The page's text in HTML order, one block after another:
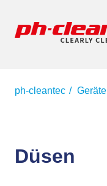
ph-cleantec Geräte
Düsen